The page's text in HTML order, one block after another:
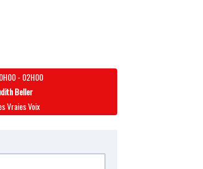
- 02H00
Beller
Vraies Voix